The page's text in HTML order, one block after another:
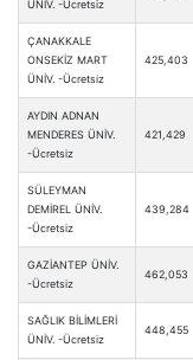
ÜNİV. -Ücretsiz
ÇANAKKALE
ONSEKİZ MART
ÜNİV. -Ücretsiz
425,403
AYDIN ADNAN
MENDERES ÜNİV.
-Ücretsiz
421,429
SÜLEYMAN
DEMİREL ÜNİV.
-Ücretsiz
439,284
GAZİANTEP ÜNİV.
-Ücretsiz
462,053
SAĞLIK BİLİMLERİ
ÜNİV. -Ücretsiz
448,455